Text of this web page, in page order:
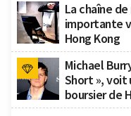
La chaîne
importante
Hong Kong
Michael
Short », voit
boursier de